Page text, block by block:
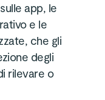
app, le
e le
che gli
degli
rilevare o